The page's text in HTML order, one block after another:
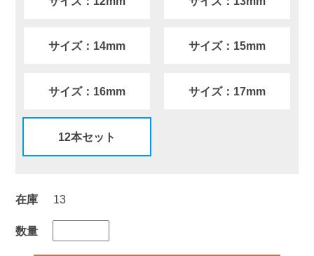
サイズ：14mm サイズ：15mm
サイズ：16mm サイズ：17mm
12本セット
在庫 13
数量